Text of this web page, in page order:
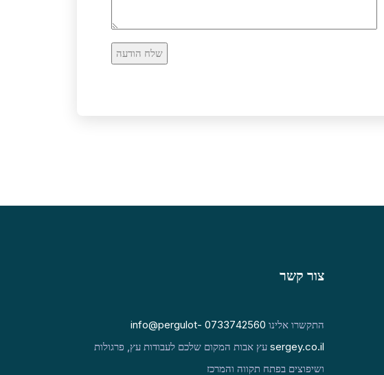
צור קשר
התקשרו אלינו 0733742560
info@pergulot-
sergey.co.ilעץ אבות המקום שלכם לעבודות עץ, פרגולות
ושיפוצים בפתח תקווה והמרכז